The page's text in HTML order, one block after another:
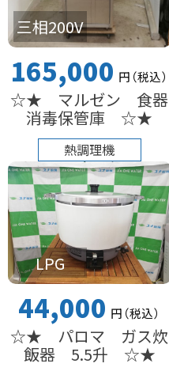
三相200V
165,000 円（税込）
☆★ マルゼン 食器
消毒保管庫 ☆★
熱調理機
LPG
44,000 円（税込）
☆★ パロマ ガス炊
飯器 5.5升 ☆★